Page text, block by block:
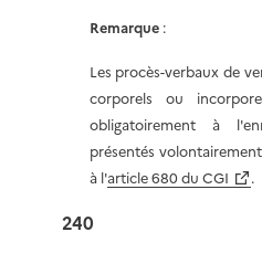
Remarque :
Les procès-verbaux de
corporels ou
obligatoirement à
présentés
à l'article 680 du CGI .
240